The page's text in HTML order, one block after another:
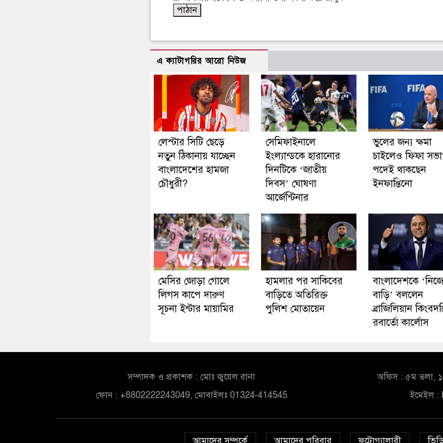
এ ক্যাটাগরির আরো নিউজ
লেস্টার সিটি ছেড়ে
নতুন ঠিকানায় যাচ্ছেন
বাংলাদেশের হামজা
চৌধুরী?
সেমিফাইনালে
ইংল্যান্ডকে হারানোর
দিনটিকে ‘জাতীয়
দিবস’ ঘোষণা
আর্জেন্টিনার
ভুলের জন্য ক্ষমা
চাইলেও ফিফা
পদেই থাকছেন
ইনফান্তিনো
মেসির জোড়া গোলে
লিগস কাপে দারুণ
সূচনা ইন্টার মায়ামির
হামলার পর সাকিবের
বাড়িতে অতিরিক্ত
পুলিশ মোতায়েন
বাংলাদেশকে
বাড়ি’ বললেন
ব্রাজিলিয়ান
রবার্তো কার্লোস
সম্পাদক ও প্রকাশক : মোঃ জুয়েল রানা
ফোন : +8802222243049, মোবাইলঃ 01324-414545
অফিস : ৫ম তলা,
ইমেইল :
আমাদের সম্পর্কে আমাদের পরিবার ফটোগ্যালারী